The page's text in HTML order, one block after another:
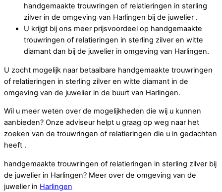
handgemaakte trouwringen of relatieringen in sterling
zilver in de omgeving van Harlingen bij de juwelier .
U krijgt bij ons meer prijsvoordeel op handgemaakte
trouwringen of relatieringen in sterling zilver en witte
diamant dan bij de juwelier in omgeving van Harlingen.
U zocht mogelijk naar betaalbare handgemaakte trouwringen
of relatieringen in sterling zilver en witte diamant in de
omgeving van de juwelier in de buurt van Harlingen.
Wil u meer weten over de mogelijkheden die wij u kunnen
aanbieden? Onze adviseur helpt u graag op weg naar het
zoeken van de trouwringen of relatieringen die u in gedachten
heeft .
handgemaakte trouwringen of relatieringen in sterling zilver bij
de juwelier in Harlingen? Meer over de omgeving van de
juwelier in Harlingen